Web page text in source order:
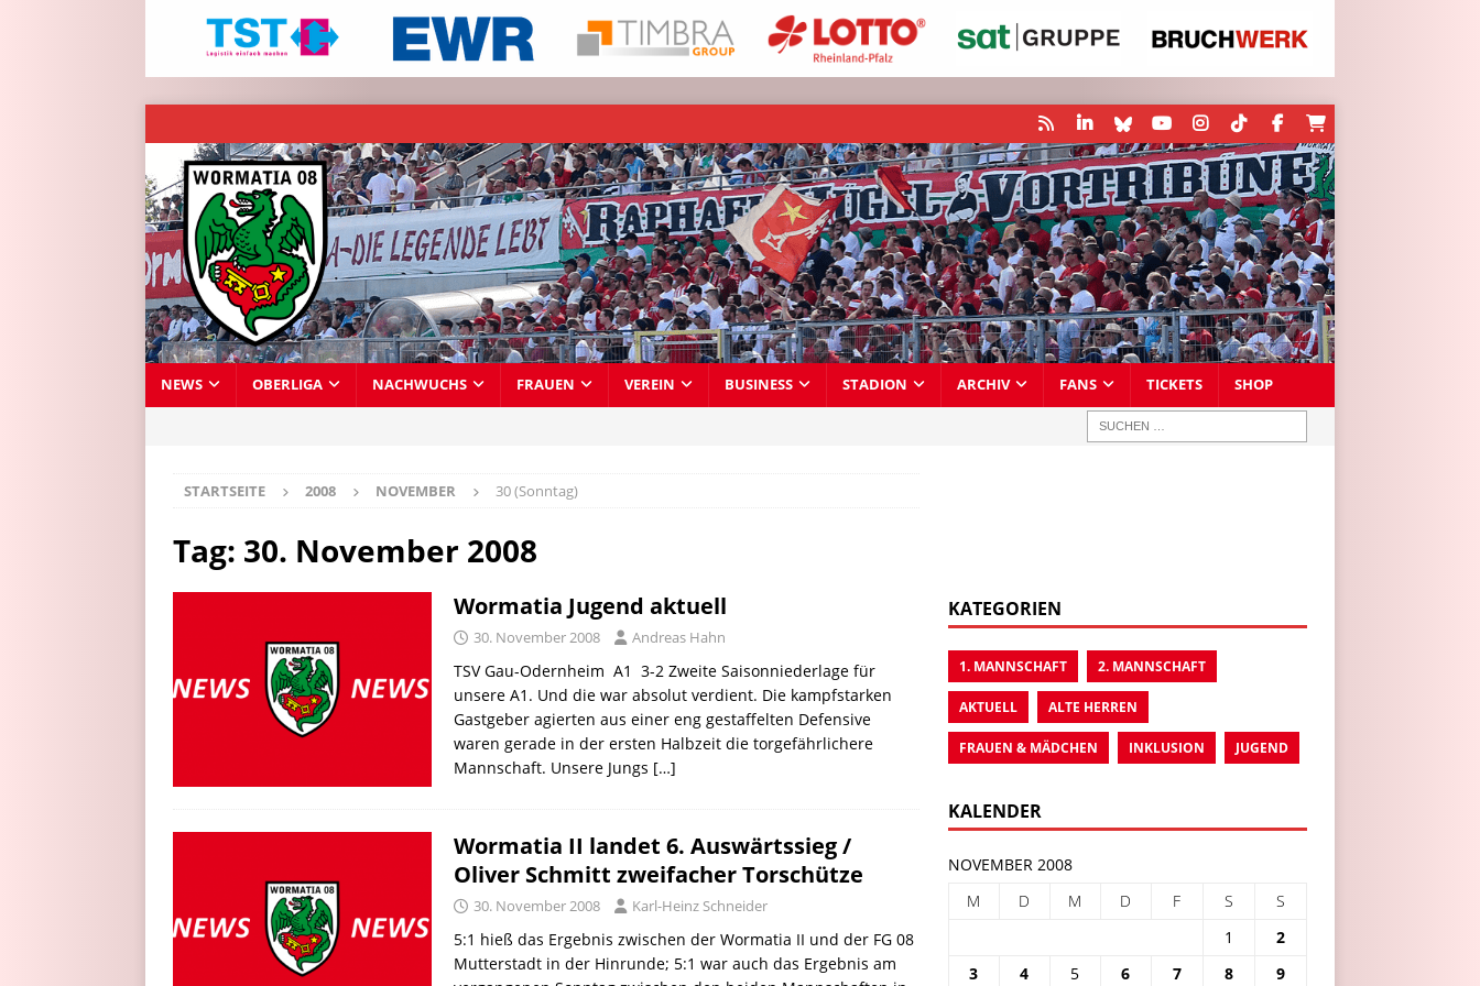
NEWS OBERLIGA NACHWUCHS FRAUEN VEREIN BUSINESS STADION ARCHIV FANS TICKETS SHOP
STARTSEITE 2008 NOVEMBER 30 (Sonntag)
Tag: 30. November 2008
Wormatia Jugend aktuell
30. November 2008 Andreas Hahn
TSV Gau-Odernheim  A1 3-2 Zweite Saisonniederlage für
unsere A1. Und die war absolut verdient. Die kampfstarken
Gastgeber agierten aus einer eng gestaffelten Defensive
waren gerade in der ersten Halbzeit die torgefährlichere
Mannschaft. Unsere Jungs […]
Wormatia II landet 6. Auswärtssieg /
Oliver Schmitt zweifacher Torschütze
30. November 2008 Karl-Heinz Schneider
5:1 hieß das Ergebnis zwischen der Wormatia II und der FG 08
Mutterstadt in der Hinrunde; 5:1 war auch das Ergebnis am
KATEGORIEN
1. MANNSCHAFT 2. MANNSCHAFT
AKTUELL ALTE HERREN
FRAUEN & MÄDCHEN INKLUSION JUGEND
KALENDER
NOVEMBER 2008
M
D M D F S
S
1
2
3
4 5 6 7 8 9